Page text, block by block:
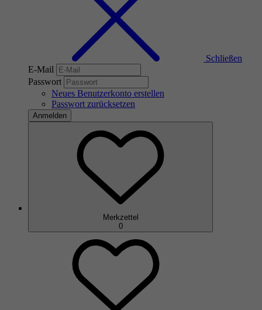
Schließen
E-Mail
Passwort
Neues Benutzerkonto erstellen
Passwort zurücksetzen
Anmelden
Merkzettel
0